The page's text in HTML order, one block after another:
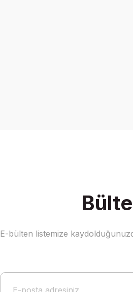
E-bülten listemize